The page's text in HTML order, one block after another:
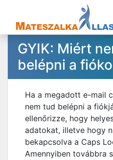
GYIK: Miért
belépni a
Ha a megadott e-mail
nem tud belépni a
ellenőrizze, hogy
adatokat, illetve hogy
bekapcsolva a Caps
Amennyiben továbbra